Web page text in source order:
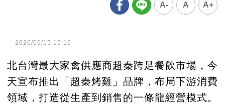
A- A A+
2026/06/15 15:16
北台灣最大家禽供應商超秦跨足餐飲市場，今
天宣布推出「超秦烤雞」品牌，布局下游消費
領域，打造從生產到銷售的一條龍經營模式。